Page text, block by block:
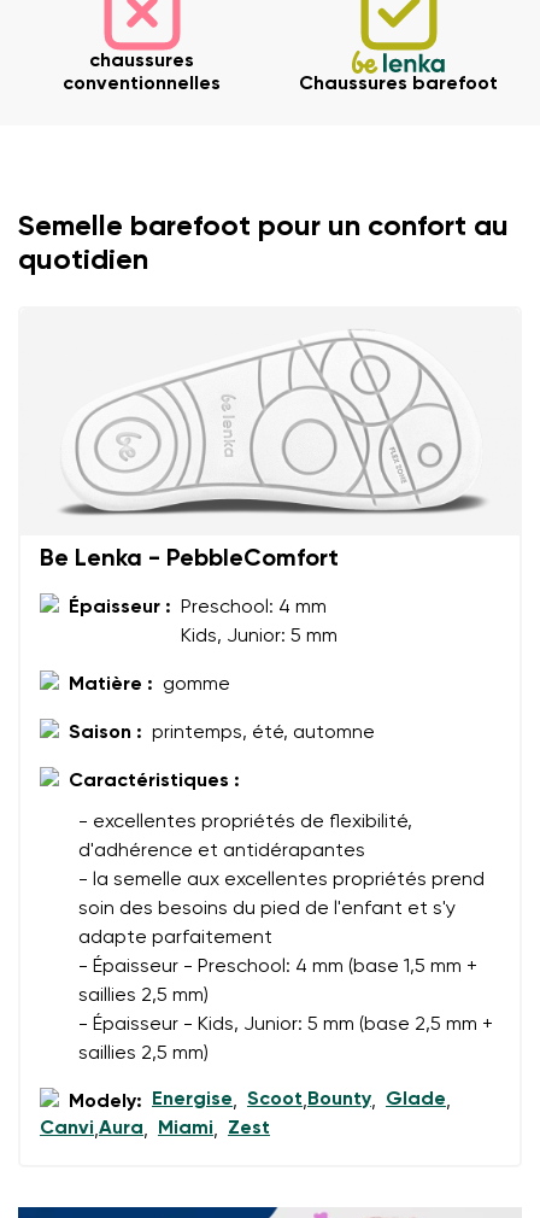
Changer de région
Choisissez le pays de livraison
Choisissez la langue
chaussures
conventionnelles
Chaussures barefoot
Semelle barefoot pour un confort au
quotidien
Be Lenka - PebbleComfort
Épaisseur :
Preschool: 4 mm
Kids, Junior: 5 mm
Matière : gomme
Saison : printemps, été, automne
Caractéristiques :
- excellentes propriétés de flexibilité,
d'adhérence et antidérapantes
- la semelle aux excellentes propriétés prend
soin des besoins du pied de l'enfant et s'y
adapte parfaitement
- Épaisseur - Preschool: 4 mm (base 1,5 mm +
saillies 2,5 mm)
- Épaisseur - Kids, Junior: 5 mm (base 2,5 mm +
saillies 2,5 mm)
Modely: Energise, Scoot, Bounty, Glade,
Canvi,Aura, Miami, Zest
Votre prénom et nom
Votre adresse mail
Question
J'accepte qu'on traite mes coordonnées saisies dans
les termesces conditions
Commentaire écrit
Évaluation
J'accepte qu'on traite mes coordonnées saisies dans